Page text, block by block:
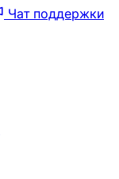
Чат поддержки